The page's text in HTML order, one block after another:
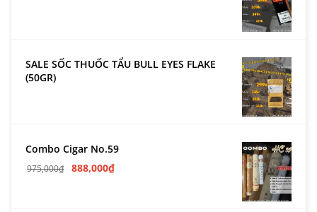
SALE SỐC THUỐC TẨU BULL EYES FLAKE
(50GR)
Combo Cigar No.59
975,000₫ 888,000₫